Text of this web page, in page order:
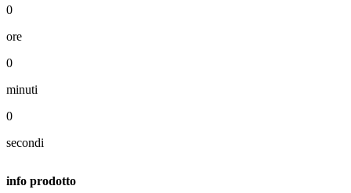
0
ore
0
minuti
0
secondi
info prodotto